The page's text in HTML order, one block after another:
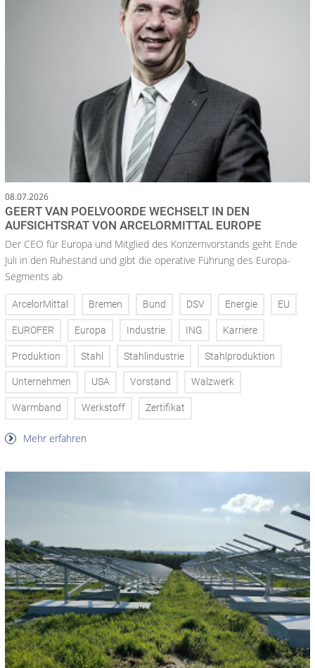
08.07.2026
GEERT VAN POELVOORDE WECHSELT IN DEN
AUFSICHTSRAT VON ARCELORMITTAL EUROPE
Der CEO für Europa und Mitglied des Konzernvorstands geht Ende
Juli in den Ruhestand und gibt die operative Führung des Europa-
Segments ab
ArcelorMittal Bremen Bund DSV Energie EU
EUROFER Europa Industrie ING Karriere
Produktion Stahl Stahlindustrie Stahlproduktion
Unternehmen USA Vorstand Walzwerk
Warmband Werkstoff Zertifikat
Mehr erfahren